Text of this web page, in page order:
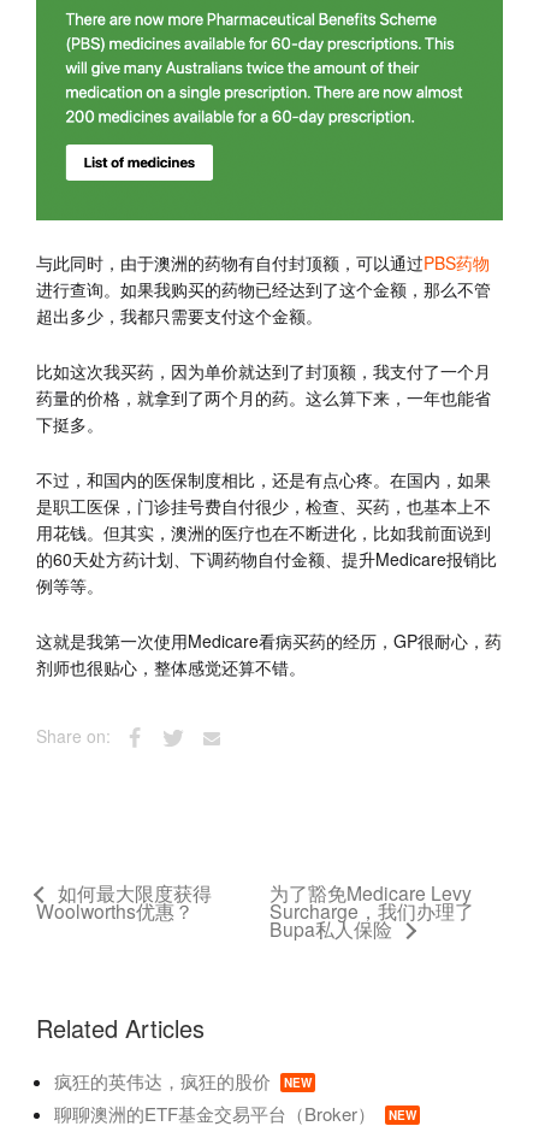
与此同时，由于澳洲的药物有自付封顶额，可以通过PBS药物
进行查询。如果我购买的药物已经达到了这个金额，那么不管
超出多少，我都只需要支付这个金额。
比如这次我买药，因为单价就达到了封顶额，我支付了一个月
药量的价格，就拿到了两个月的药。这么算下来，一年也能省
下挺多。
不过，和国内的医保制度相比，还是有点心疼。在国内，如果
是职工医保，门诊挂号费自付很少，检查、买药，也基本上不
用花钱。但其实，澳洲的医疗也在不断进化，比如我前面说到
的60天处方药计划、下调药物自付金额、提升Medicare报销比
例等等。
这就是我第一次使用Medicare看病买药的经历，GP很耐心，药
剂师也很贴心，整体感觉还算不错。
Share on:
如何最大限度获得
Woolworths优惠？
为了豁免Medicare Levy
Surcharge，我们办理了
Bupa私人保险
Related Articles
疯狂的英伟达，疯狂的股价 NEW
聊聊澳洲的ETF基金交易平台（Broker） NEW